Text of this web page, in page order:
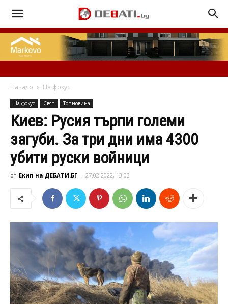
Начало На фокус
На фокус Свят Топновина
Киев: Русия търпи големи
загуби. За три дни има 4300
убити руски войници
от Екип на ДЕБАТИ.БГ - 27.02.2022, 13:03